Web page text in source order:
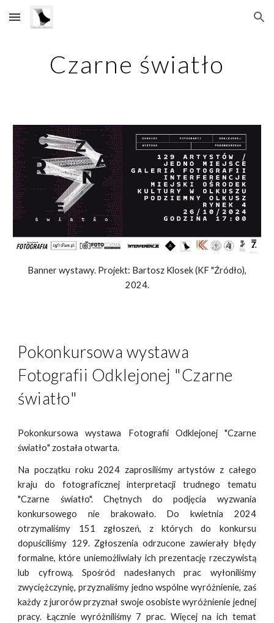
Skip to main content Skip to navigation
Czarne światło
Bannerwystawy. Projekt: Bartosz Klosek (KF "Źródło),
2024.
Pokonkursowa wystawa
Fotografii Odklejonej "Czarne
światło"
Pokonkursowa wystawa Fotografii Odklejonej "Czarne
światło" została otwarta.
Na początku roku 2024 zaprosiliśmy artystów z całego
kraju do fotograficznej interpretacji trudnego tematu
"Czarne światło". Chętnych do podjęcia wyzwania
konkursowego nie brakowało. Do kwietnia 2024
otrzymaliśmy 151 zgłoszeń, z których do konkursu
dopuściliśmy 129. Zgłoszenia odrzucone zawierały błędy
formalne, które uniemożliwiały ich prezentację rzeczywistą
lub cyfrową. Spośród nadesłanych prac wyłoniliśmy
zwyciężczynię, przyznaliśmy jedno wspólne wyróżnienie, zaś
każdy z jurorów przyznał swoje osobiste wyróżnienie jednej
pracy. Łącznie wyróżniliśmy 7 prac. Więcej na ich temat